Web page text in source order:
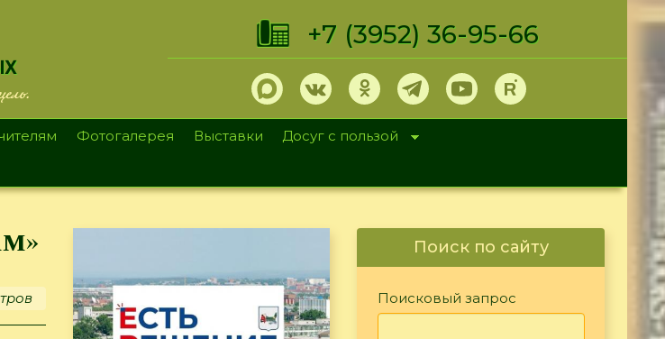
+7 (3952) 36-95-66
Фотогалерея Выставки
Досуг с пользой
Поиск по сайту
Поисковый запрос